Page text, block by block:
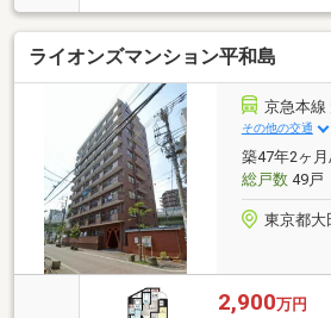
セス良好です！◆安心の新耐震
準」を選ばれるお客様が増え
緒に暮らせます！１階ですので
動会も気にしなくてＯＫです
屋！東側・南側が道路になって
に良好！◆一部リフォームあり
ても綺麗にお使いです！ぜひ一
ライオンズマンション平和島
京急本線
その他の交通
築47年2ヶ
総戸数49戸
東京都大
2,900万円